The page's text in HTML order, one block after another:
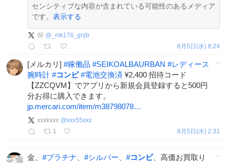
センシティブな内容が含まれている可能性のあるメディア
です。 表示する
Ⓜ️ @ _mk176_gnjb
8月5日(水) 8:24
[メルカリ] #稼働品 #SEIKOALBAURBAN #レディース
腕時計 #コンビ #電池交換済 ¥2,400 招待コード
【ZZCQVM】でアプリから新規会員登録すると500円
分お得に購入できます。
jp.mercari.com/item/m38798078…
xxxkxxx @xxx55xxx
1
8月5日(水) 2:31
金、 #プラチナ #シルバー #コンビ、高価お買取り